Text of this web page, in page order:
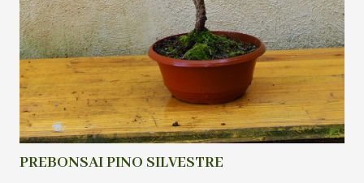
PREBONSAI PINO SILVESTRE